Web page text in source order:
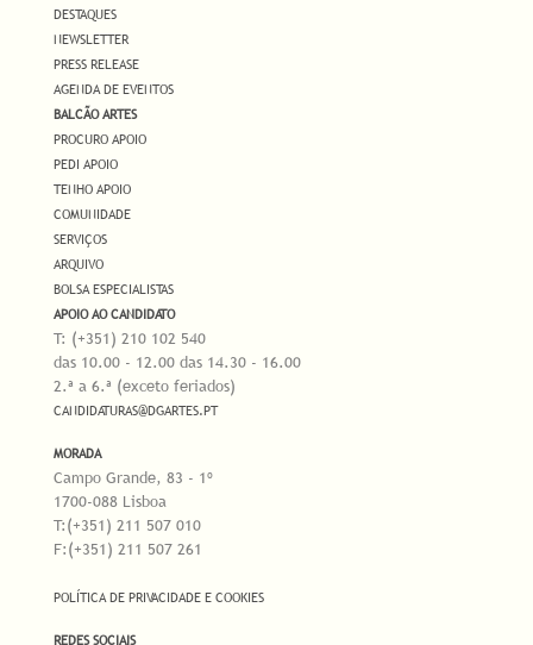
DESTAQUES
NEWSLETTER
PRESS RELEASE
AGENDA DE EVENTOS
BALCÃO ARTES
PROCURO APOIO
PEDI APOIO
TENHO APOIO
COMUNIDADE
SERVIÇOS
ARQUIVO
BOLSA ESPECIALISTAS
APOIO AO CANDIDATO
T: (+351) 210 102 540
das 10.00 - 12.00 das 14.30 - 16.00
2.ª a 6.ª (exceto feriados)
CANDIDATURAS@DGARTES.PT
MORADA
Campo Grande, 83 - 1º
1700-088 Lisboa
T:(+351) 211 507 010
F:(+351) 211 507 261
POLÍTICA DE PRIVACIDADE E COOKIES
REDES SOCIAIS